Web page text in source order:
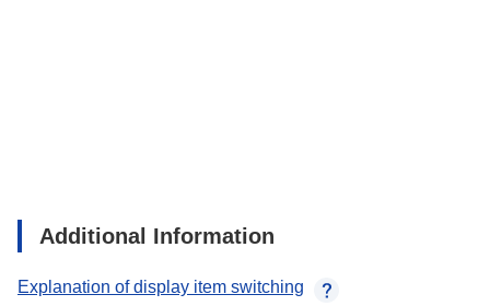
Additional Information
Explanation of display item switching